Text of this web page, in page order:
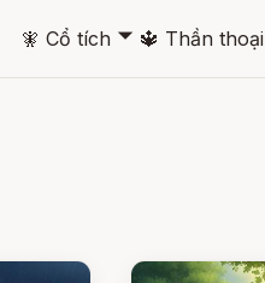
🧚 Cổ tích 🞃 🔱 Thần thoại